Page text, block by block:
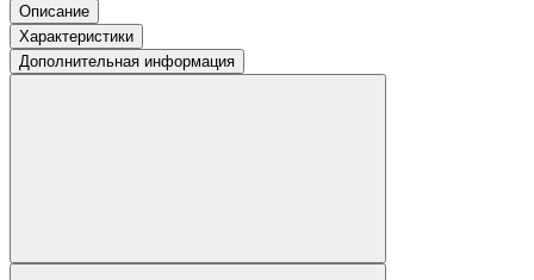
Описание
Характеристики
Дополнительная информация